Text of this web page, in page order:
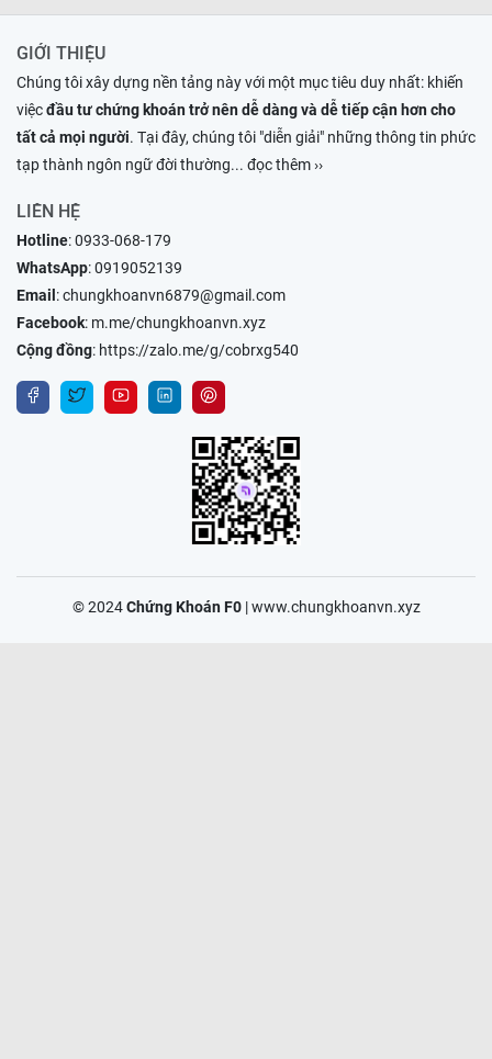
GIỚI THIỆU
Chúng tôi xây dựng nền tảng này với một mục tiêu duy nhất: khiến
việcđầu tư chứng khoán trở nên dễ dàng và dễ tiếp cận hơn cho
tất cả mọi người. Tại đây, chúng tôi "diễn giải" những thông tin phức
tạp thành ngôn ngữ đời thường... đọc thêm ››
LIÊN HỆ
Hotline:0933-068-179
WhatsApp:0919052139
Email :chungkhoanvn6879@gmail.com
Facebook: m.me/chungkhoanvn.xyz
Cộng đồng: https://zalo.me/g/cobrxg540
© 2024Chứng Khoán F0|www.chungkhoanvn.xyz